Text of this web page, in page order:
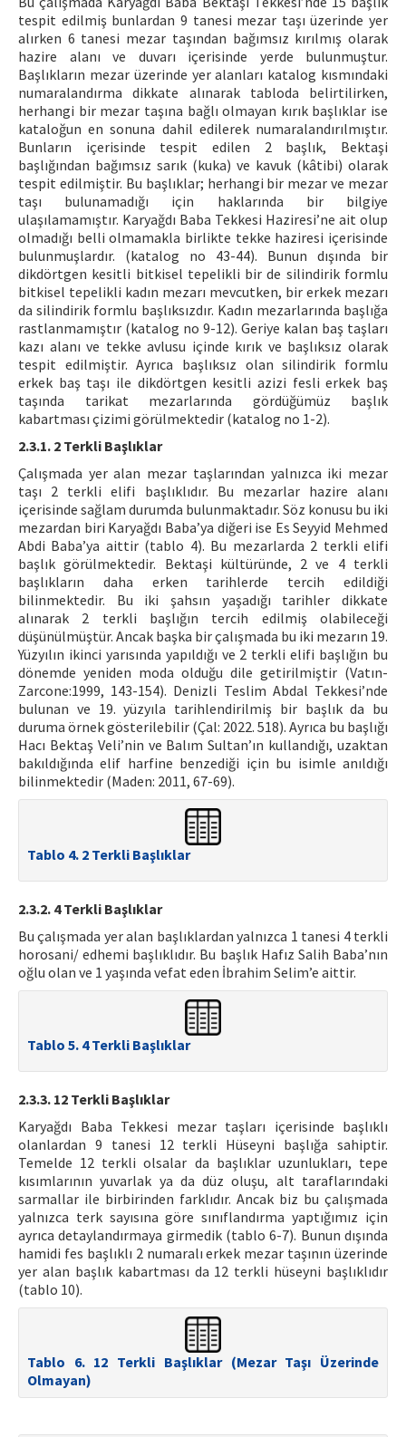
tespit edilmiş bunlardan 9 tanesi mezar taşı üzerinde yer
alırken 6 tanesi mezar taşından bağımsız kırılmış olarak
hazire alanı ve duvarı içerisinde yerde bulunmuştur.
Başlıkların mezar üzerinde yer alanları katalog kısmındaki
numaralandırma dikkate alınarak tabloda belirtilirken,
herhangi bir mezar taşına bağlı olmayan kırık başlıklar ise
kataloğun en sonuna dahil edilerek numaralandırılmıştır.
Bunların içerisinde tespit edilen 2 başlık, Bektaşi
başlığından bağımsız sarık (kuka) ve kavuk (kâtibi) olarak
tespit edilmiştir. Bu başlıklar; herhangi bir mezar ve mezar
taşı bulunamadığı için haklarında bir bilgiye
ulaşılamamıştır. Karyağdı Baba Tekkesi Haziresi’ne ait olup
olmadığı belli olmamakla birlikte tekke haziresi içerisinde
bulunmuşlardır. (katalog no 43-44). Bunun dışında bir
dikdörtgen kesitli bitkisel tepelikli bir de silindirik formlu
bitkisel tepelikli kadın mezarı mevcutken, bir erkek mezarı
da silindirik formlu başlıksızdır. Kadın mezarlarında başlığa
rastlanmamıştır (katalog no 9-12). Geriye kalan baş taşları
kazı alanı ve tekke avlusu içinde kırık ve başlıksız olarak
tespit edilmiştir. Ayrıca başlıksız olan silindirik formlu
erkek baş taşı ile dikdörtgen kesitli azizi fesli erkek baş
taşında tarikat mezarlarında gördüğümüz başlık
kabartması çizimi görülmektedir (katalog no 1-2).
2.3.1. 2 Terkli Başlıklar
Çalışmada yer alan mezar taşlarından yalnızca iki mezar
taşı 2 terkli elifi başlıklıdır. Bu mezarlar hazire alanı
içerisinde sağlam durumda bulunmaktadır. Söz konusu bu iki
mezardan biri Karyağdı Baba’ya diğeri ise Es Seyyid Mehmed
Abdi Baba’ya aittir (tablo 4). Bu mezarlarda 2 terkli elifi
başlık görülmektedir. Bektaşi kültüründe, 2 ve 4 terkli
başlıkların daha erken tarihlerde tercih edildiği
bilinmektedir. Bu iki şahsın yaşadığı tarihler dikkate
alınarak 2 terkli başlığın tercih edilmiş olabileceği
düşünülmüştür. Ancak başka bir çalışmada bu iki mezarın 19.
Yüzyılın ikinci yarısında yapıldığı ve 2 terkli elifi başlığın bu
dönemde yeniden moda olduğu dile getirilmiştir (Vatın-
Zarcone:1999, 143-154). Denizli Teslim Abdal Tekkesi’nde
bulunan ve 19. yüzyıla tarihlendirilmiş bir başlık da bu
duruma örnek gösterilebilir (Çal: 2022. 518). Ayrıca bu başlığı
Hacı Bektaş Veli’nin ve Balım Sultan’ın kullandığı, uzaktan
bakıldığında elif harfine benzediği için bu isimle anıldığı
bilinmektedir (Maden: 2011, 67-69).
Tablo 4. 2 Terkli Başlıklar
2.3.2. 4 Terkli Başlıklar
Bu çalışmada yer alan başlıklardan yalnızca 1 tanesi 4 terkli
horosani/ edhemi başlıklıdır. Bu başlık Hafız Salih Baba’nın
oğlu olan ve 1 yaşında vefat eden İbrahim Selim’e aittir.
Tablo 5. 4 Terkli Başlıklar
2.3.3. 12 Terkli Başlıklar
Karyağdı Baba Tekkesi mezar taşları içerisinde başlıklı
olanlardan 9 tanesi 12 terkli Hüseyni başlığa sahiptir.
Temelde 12 terkli olsalar da başlıklar uzunlukları, tepe
kısımlarının yuvarlak ya da düz oluşu, alt taraflarındaki
sarmallar ile birbirinden farklıdır. Ancak biz bu çalışmada
yalnızca terk sayısına göre sınıflandırma yaptığımız için
ayrıca detaylandırmaya girmedik (tablo 6-7). Bunun dışında
hamidi fes başlıklı 2 numaralı erkek mezar taşının üzerinde
yer alan başlık kabartması da 12 terkli hüseyni başlıklıdır
(tablo 10).
Tablo 6. 12 Terkli Başlıklar (Mezar Taşı Üzerinde
Olmayan)